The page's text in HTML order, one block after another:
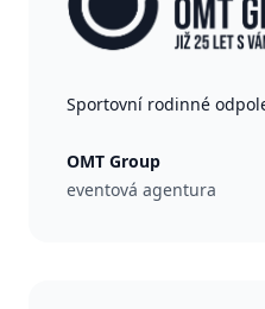
Sportovní rodinné
OMT Group
eventová agentura